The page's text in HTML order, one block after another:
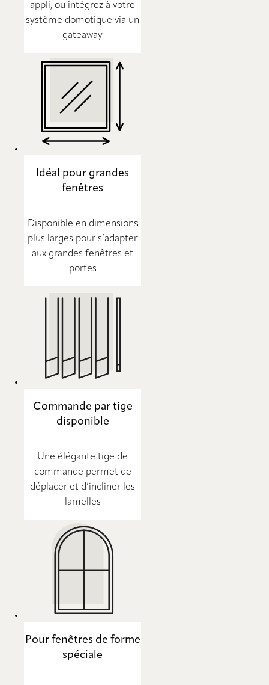
appli, ou intégrez à votre
système domotique via un
gateaway
Idéal pour grandes
fenêtres
Disponible en dimensions
plus larges pour s’adapter
aux grandes fenêtres et
portes
Commande par tige
disponible
Une élégante tige de
commande permet de
déplacer et d’incliner les
lamelles
Pour fenêtres de forme
spéciale